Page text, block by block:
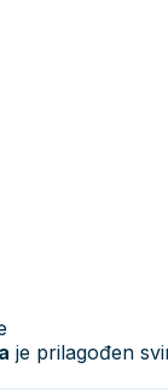
je prilagođen